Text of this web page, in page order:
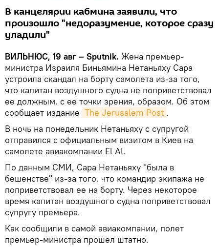
В канцелярии кабмина заявили, что
произошло "недоразумение, которое сразу
уладили"
ВИЛЬНЮС, 19 авг – Sputnik. Жена премьер-
министра Израиля Биньямина Нетаньяху Сара
устроила скандал на борту самолета из-за того,
что капитан воздушного судна не поприветствовал
ее должным, с ее точки зрения, образом. Об этом
сообщает издание The Jerusalem Post .
В ночь на понедельник Нетаньяху с супругой
отправился с официальным визитом в Киев на
самолете авиакомпании El Al.
По данным СМИ, Сара Нетаньяху "была в
бешенстве" из-за того, что командир экипажа не
поприветствовал ее на борту. Через некоторое
время капитан воздушного судна поприветствовал
супругу премьера.
Как сообщили в самой авиакомпании, полет
премьер-министра прошел штатно.